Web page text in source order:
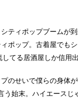
ティポップブームが
ポップ。古着屋でも
てる居酒屋しか信用出
のせいで僕らの身体
始末。ハイエースじ